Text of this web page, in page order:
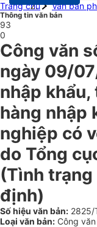
Trang chủ
Văn bản
Thông tin văn bản
93
0
Công văn
ngày 09/
nhập
hàng nhập
nghiệp có
do Tổng
(Tình
định)
Số hiệu văn bản: 2825/
Loại văn bản: Công văn